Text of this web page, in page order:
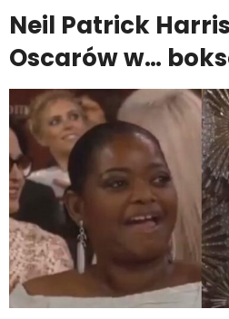
Neil Patrick
Oscarów w…